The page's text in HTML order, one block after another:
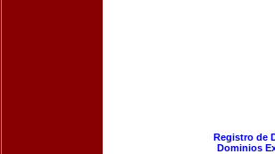
Registro de
Dominios